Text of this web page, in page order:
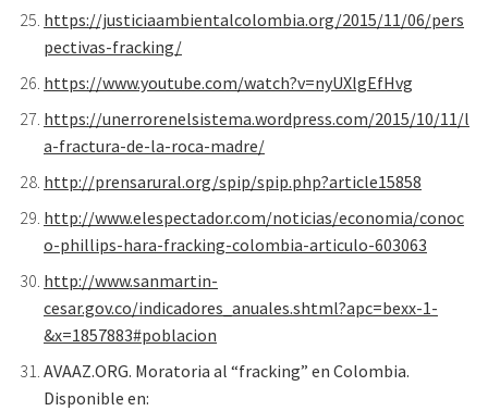
https://justiciaambientalcolombia.org/2015/11/06/pers
pectivas-fracking/
https://www.youtube.com/watch?v=nyUXlgEfHvg
https://unerrorenelsistema.wordpress.com/2015/10/11/l
a-fractura-de-la-roca-madre/
http://prensarural.org/spip/spip.php?article15858
http://www.elespectador.com/noticias/economia/conoc
o-phillips-hara-fracking-colombia-articulo-603063
http://www.sanmartin-
cesar.gov.co/indicadores_anuales.shtml?apc=bexx-1-
&x=1857883#poblacion
AVAAZ.ORG. Moratoria al “fracking” en Colombia.
Disponible en: